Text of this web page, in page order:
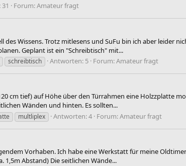
Forum:Amateur fragt
des Wissens. Trotz mitlesens und SuFu bin ich aber leider
Geplant ist ein "Schreibtisch" mit...
schreibtisch Antworten: 5 Forum:Amateur fragt
cm tief) auf Höhe über den Türrahmen eine Holzzplatte
Wänden und hinten. Es sollten...
multliplex Antworten: 4 Forum:Amateur fragt
Vorhaben. Ich habe eine Werkstatt für meine
1,5m Abstand) Die seitlichen Wände...